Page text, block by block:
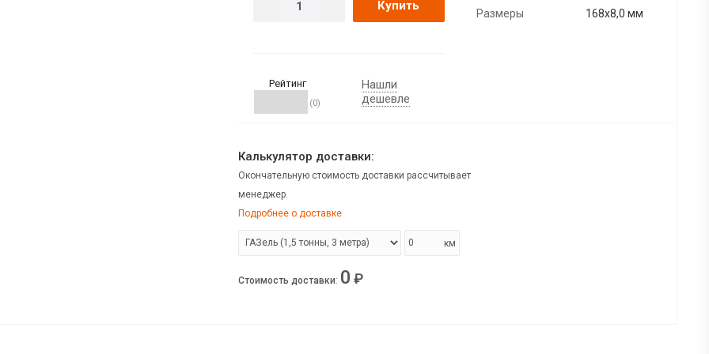
Купить
Рейтинг
(0)
Нашли
дешевле
Размеры 168х8,0 мм
Калькулятор доставки:
Окончательную стоимость доставки рассчитывает
менеджер.
Подробнее о доставке
км
Стоимость доставки: 0 ₽